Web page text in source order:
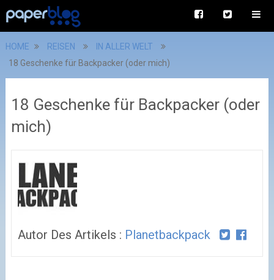
HOME REISEN
IN ALLER WELT
18 Geschenke für Backpacker (oder mich)
18 Geschenke für Backpacker (oder
mich)
Autor Des Artikels : Planetbackpack